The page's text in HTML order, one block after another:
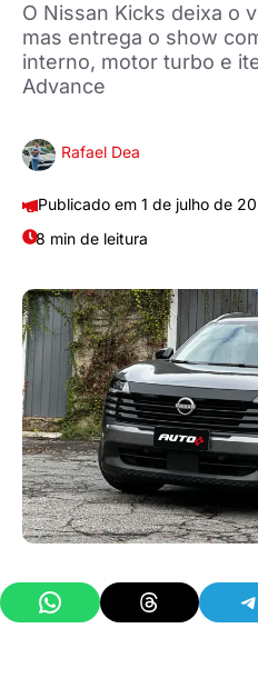
O Nissan Kicks deixa o
mas entrega o show
interno, motor turbo e
Advance
Rafael Dea
1 de julho de
8 min de leitura
Share on WhatsApp
Share on